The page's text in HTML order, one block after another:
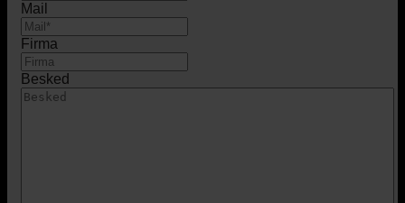
Mail
Firma
Besked